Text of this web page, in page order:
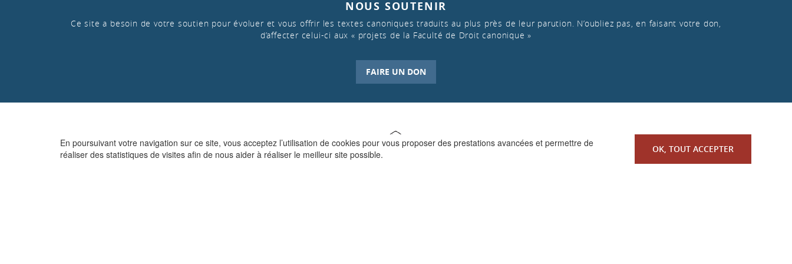
En poursuivant votre navigation sur ce site, vous acceptez l’utilisation de cookies pour vous proposer des prestations avancées et permettre de
réaliser des statistiques de visites afin de nous aider à réaliser le meilleur site possible.
OK, TOUT ACCEPTER
NOUS SOUTENIR
Ce site a besoin de votre soutien pour évoluer et vous offrir les textes canoniques traduits au plus près de leur parution. N’oubliez pas, en faisant votre don,
d’affecter celui-ci aux « projets de la Faculté de Droit canonique »
FAIRE UN DON